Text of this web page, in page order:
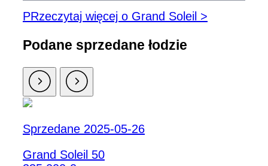
PRzeczytaj więcej o Grand Soleil >
Podane sprzedane łodzie
Sprzedane 2025-05-26
Grand Soleil 50